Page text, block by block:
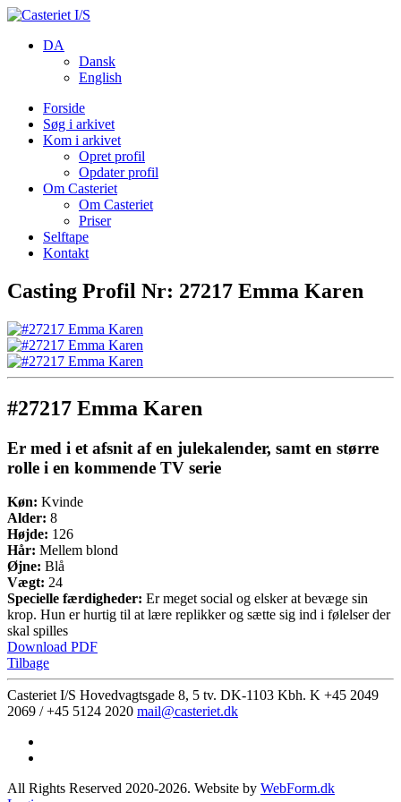
DA
Dansk
English
Forside
Søg i arkivet
Kom i arkivet
Opret profil
Opdater profil
Om Casteriet
Om Casteriet
Priser
Selftape
Kontakt
Casting Profil Nr: 27217 Emma Karen
#27217 Emma Karen
Er med i et afsnit af en julekalender, samt en større
rolle i en kommende TV serie
Køn: Kvinde
Alder: 8
Højde: 126
Hår: Mellem blond
Øjne: Blå
Vægt: 24
Specielle færdigheder: Er meget social og elsker at bevæge sin
krop. Hun er hurtig til at lære replikker og sætte sig ind i følelser der
skal spilles
Download PDF
Tilbage
Casteriet I/S Hovedvagtsgade 8, 5 tv. DK-1103 Kbh. K +45 2049
2069 / +45 5124 2020 mail@casteriet.dk
All Rights Reserved 2020-2026. Website by WebForm.dk